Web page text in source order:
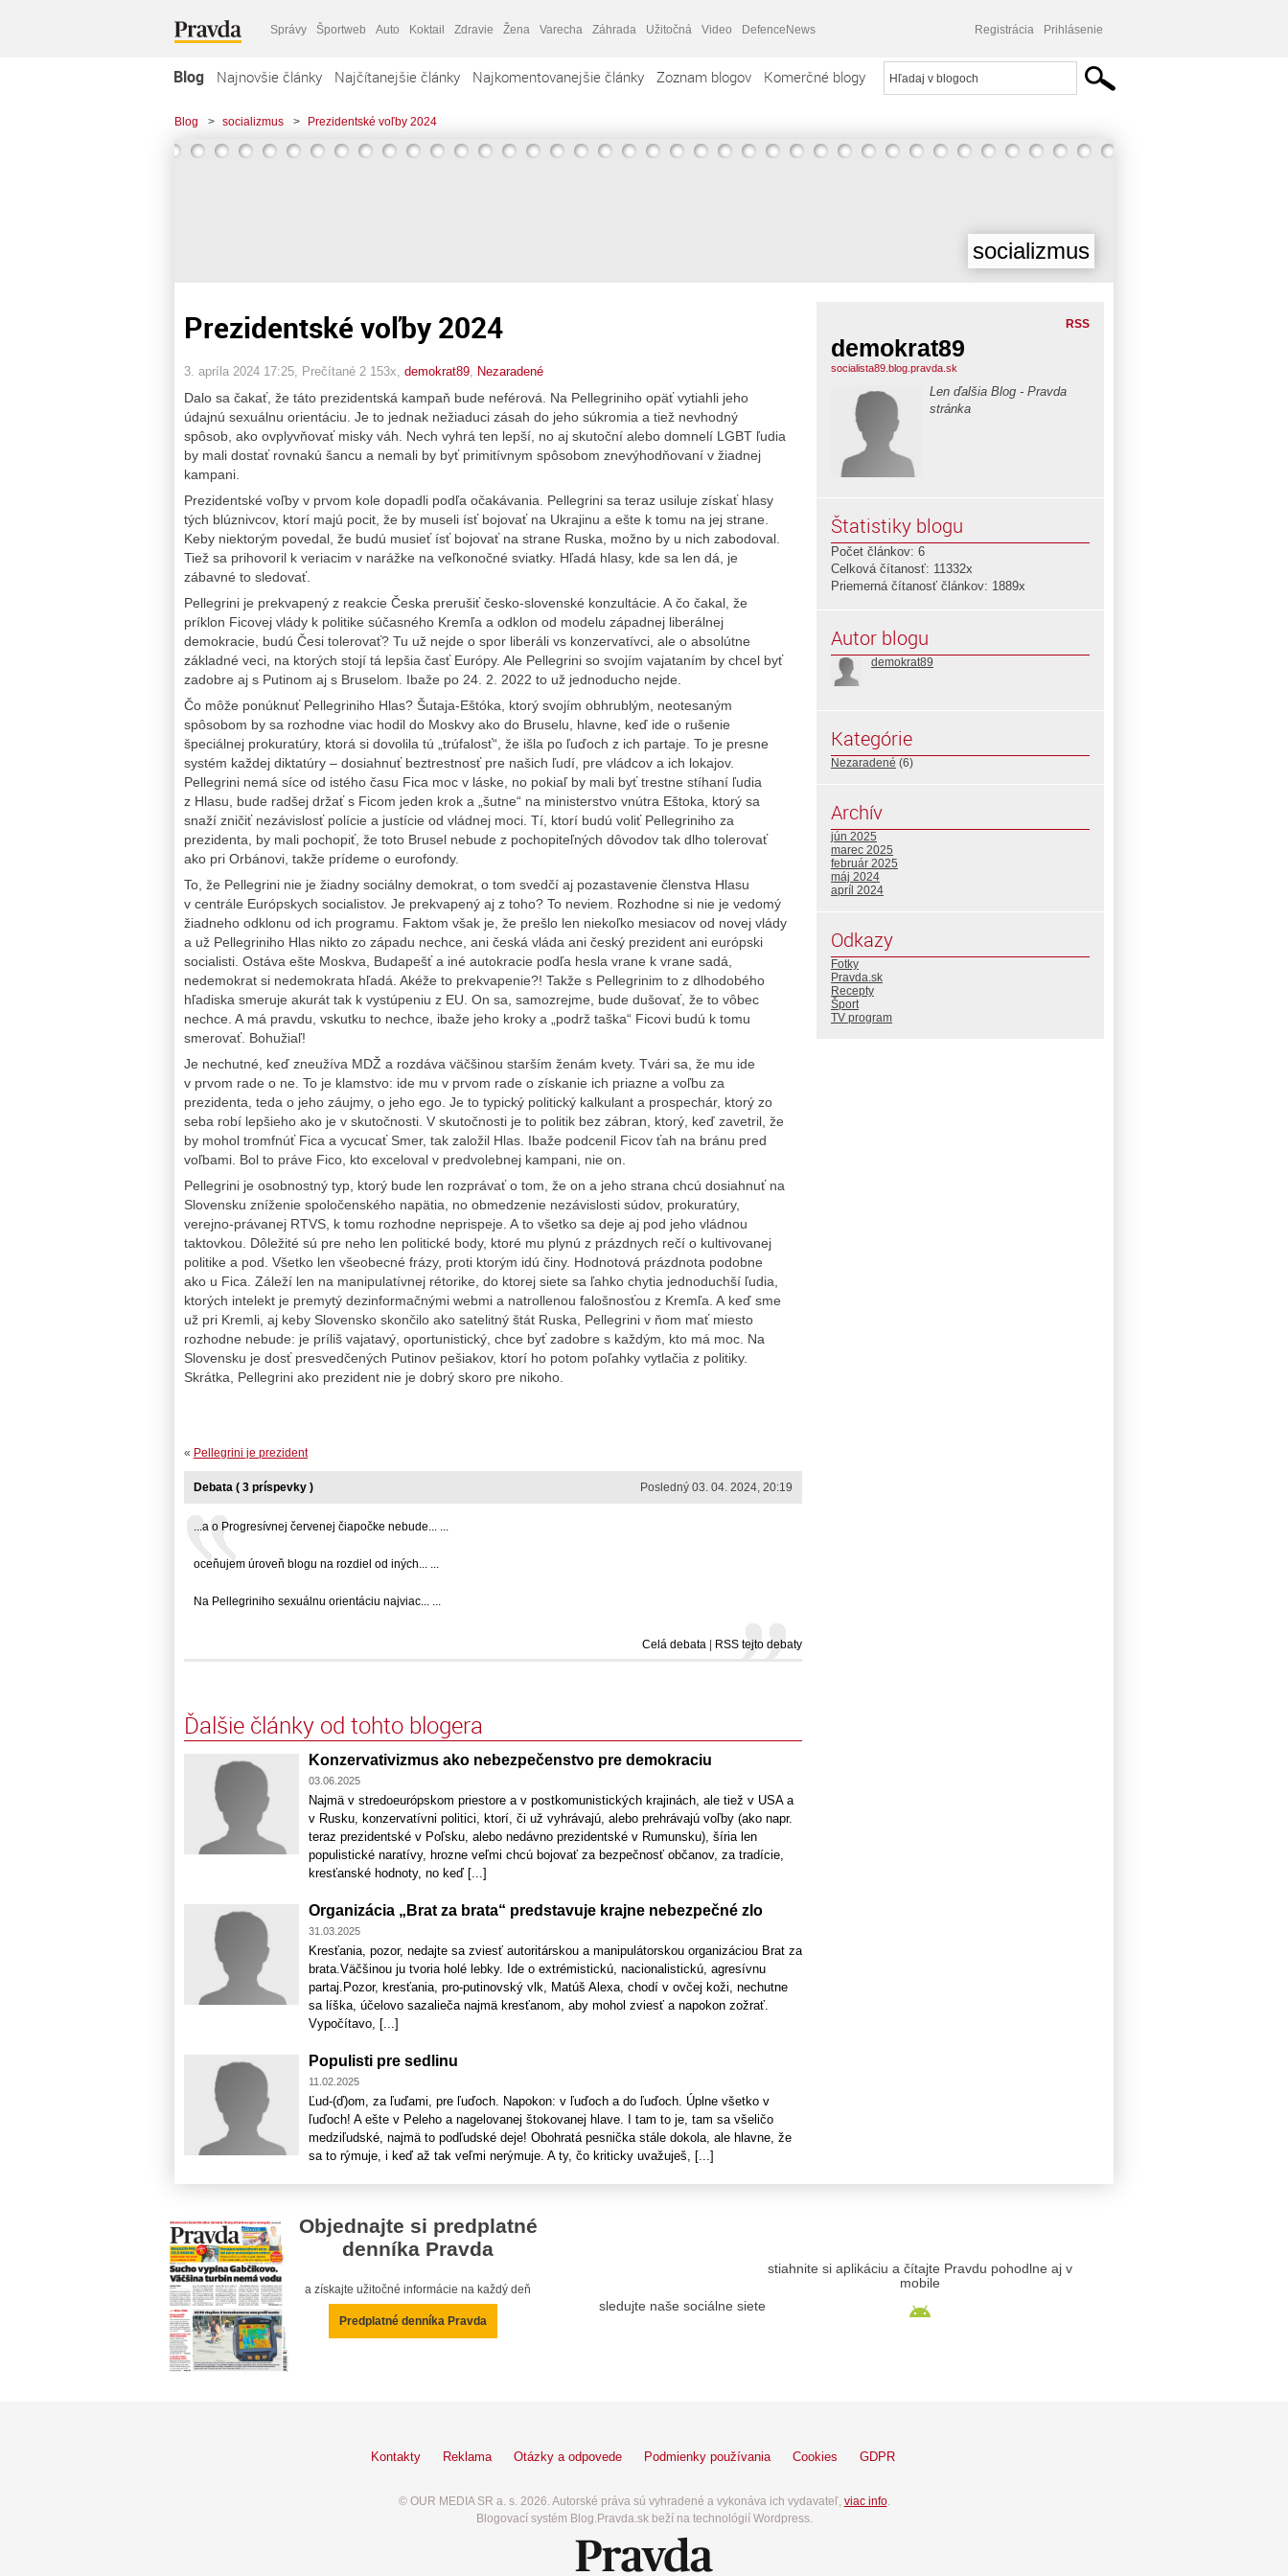
Správy Športweb Auto Koktail Zdravie Žena Varecha Záhrada Užitočná Video DefenceNews Registrácia Prihlásenie
Blog Najnovšie články Najčítanejšie články Najkomentovanejšie články Zoznam blogov Komerčné blogy
Blog > socializmus > Prezidentské voľby 2024
socializmus
Prezidentské voľby 2024
3. apríla 2024 17:25 , Prečítané 2 153x, demokrat89 Nezaradené
Dalo sa čakať, že táto prezidentská kampaň bude neférová. Na Pellegriniho opäť vytiahli jeho
údajnú sexuálnu orientáciu. Je to jednak nežiaduci zásah do jeho súkromia a tiež nevhodný
spôsob, ako ovplyvňovať misky váh. Nech vyhrá ten lepší, no aj skutoční alebo domnelí LGBT ľudia
by mali dostať rovnakú šancu a nemali by byť primitívnym spôsobom znevýhodňovaní v žiadnej
kampani.
Prezidentské voľby v prvom kole dopadli podľa očakávania. Pellegrini sa teraz usiluje získať hlasy
tých blúznivcov, ktorí majú pocit, že by museli ísť bojovať na Ukrajinu a ešte k tomu na jej strane.
Keby niektorým povedal, že budú musieť ísť bojovať na strane Ruska, možno by u nich zabodoval.
Tiež sa prihovoril k veriacim v narážke na veľkonočné sviatky. Hľadá hlasy, kde sa len dá, je
zábavné to sledovať.
Pellegrini je prekvapený z reakcie Česka prerušiť česko-slovenské konzultácie. A čo čakal, že
príklon Ficovej vlády k politike súčasného Kremľa a odklon od modelu západnej liberálnej
demokracie, budú Česi tolerovať? Tu už nejde o spor liberáli vs konzervatívci, ale o absolútne
základné veci, na ktorých stojí tá lepšia časť Európy. Ale Pellegrini so svojím vajataním by chcel byť
zadobre aj s Putinom aj s Bruselom. Ibaže po 24. 2. 2022 to už jednoducho nejde.
Čo môže ponúknuť Pellegriniho Hlas? Šutaja-Eštóka, ktorý svojím obhrublým, neotesaným
spôsobom by sa rozhodne viac hodil do Moskvy ako do Bruselu, hlavne, keď ide o rušenie
špeciálnej prokuratúry, ktorá si dovolila tú „trúfalosť“, že išla po ľuďoch z ich partaje. To je presne
systém každej diktatúry – dosiahnuť beztrestnosť pre našich ľudí, pre vládcov a ich lokajov.
Pellegrini nemá síce od istého času Fica moc v láske, no pokiaľ by mali byť trestne stíhaní ľudia
z Hlasu, bude radšej držať s Ficom jeden krok a „šutne“ na ministerstvo vnútra Eštoka, ktorý sa
snaží zničiť nezávislosť polície a justície od vládnej moci. Tí, ktorí budú voliť Pellegriniho za
prezidenta, by mali pochopiť, že toto Brusel nebude z pochopiteľných dôvodov tak dlho tolerovať
ako pri Orbánovi, takže prídeme o eurofondy.
To, že Pellegrini nie je žiadny sociálny demokrat, o tom svedčí aj pozastavenie členstva Hlasu
v centrále Európskych socialistov. Je prekvapený aj z toho? To neviem. Rozhodne si nie je vedomý
žiadneho odklonu od ich programu. Faktom však je, že prešlo len niekoľko mesiacov od novej vlády
a už Pellegriniho Hlas nikto zo západu nechce, ani česká vláda ani český prezident ani európski
socialisti. Ostáva ešte Moskva, Budapešť a iné autokracie podľa hesla vrane k vrane sadá,
nedemokrat si nedemokrata hľadá. Akéže to prekvapenie?! Takže s Pellegrinim to z dlhodobého
hľadiska smeruje akurát tak k vystúpeniu z EU. On sa, samozrejme, bude dušovať, že to vôbec
nechce. A má pravdu, vskutku to nechce, ibaže jeho kroky a „podrž taška“ Ficovi budú k tomu
smerovať. Bohužiaľ!
Je nechutné, keď zneužíva MDŽ a rozdáva väčšinou starším ženám kvety. Tvári sa, že mu ide
v prvom rade o ne. To je klamstvo: ide mu v prvom rade o získanie ich priazne a voľbu za
prezidenta, teda o jeho záujmy, o jeho ego. Je to typický politický kalkulant a prospechár, ktorý zo
seba robí lepšieho ako je v skutočnosti. V skutočnosti je to politik bez zábran, ktorý, keď zavetril, že
by mohol tromfnúť Fica a vycucať Smer, tak založil Hlas. Ibaže podcenil Ficov ťah na bránu pred
voľbami. Bol to práve Fico, kto exceloval v predvolebnej kampani, nie on.
Pellegrini je osobnostný typ, ktorý bude len rozprávať o tom, že on a jeho strana chcú dosiahnuť na
Slovensku zníženie spoločenského napätia, no obmedzenie nezávislosti súdov, prokuratúry,
verejno-právanej RTVS, k tomu rozhodne neprispeje. A to všetko sa deje aj pod jeho vládnou
taktovkou. Dôležité sú pre neho len politické body, ktoré mu plynú z prázdnych rečí o kultivovanej
politike a pod. Všetko len všeobecné frázy, proti ktorým idú činy. Hodnotová prázdnota podobne
ako u Fica. Záleží len na manipulatívnej rétorike, do ktorej siete sa ľahko chytia jednoduchší ľudia,
ktorých intelekt je premytý dezinformačnými webmi a natrollenou falošnosťou z Kremľa. A keď sme
už pri Kremli, aj keby Slovensko skončilo ako satelitný štát Ruska, Pellegrini v ňom mať miesto
rozhodne nebude: je príliš vajatavý, oportunistický, chce byť zadobre s každým, kto má moc. Na
Slovensku je dosť presvedčených Putinov pešiakov, ktorí ho potom poľahky vytlačia z politiky.
Skrátka, Pellegrini ako prezident nie je dobrý skoro pre nikoho.
« Pellegrini je prezident
Posledný 03. 04. 2024, 20:19
Debata ( 3 príspevky )
...a o Progresívnej červenej čiapočke nebude... ...
oceňujem úroveň blogu na rozdiel od iných... ...
Na Pellegriniho sexuálnu orientáciu najviac... ...
Celá debata RSS tejto debaty
Ďalšie články od tohto blogera
Konzervativizmus ako nebezpečenstvo pre demokraciu
03.06.2025
Najmä v stredoeurópskom priestore a v postkomunistických krajinách, ale tiež v USA a
v Rusku, konzervatívni politici, ktorí, či už vyhrávajú, alebo prehrávajú voľby (ako napr.
teraz prezidentské v Poľsku, alebo nedávno prezidentské v Rumunsku), šíria len
populistické naratívy, hrozne veľmi chcú bojovať za bezpečnosť občanov, za tradície,
kresťanské hodnoty, no keď [...]
Organizácia „Brat za brata“ predstavuje krajne nebezpečné zlo
31.03.2025
Kresťania, pozor, nedajte sa zviesť autoritárskou a manipulátorskou organizáciou Brat za
brata.Väčšinou ju tvoria holé lebky. Ide o extrémistickú, nacionalistickú, agresívnu
partaj.Pozor, kresťania, pro-putinovský vlk, Matúš Alexa, chodí v ovčej koži, nechutne
sa líška, účelovo sazalieča najmä kresťanom, aby mohol zviesť a napokon zožrať.
Vypočítavo, [...]
Populisti pre sedlinu
11.02.2025
Ľud-(ď)om, za ľuďami, pre ľuďoch. Napokon: v ľuďoch a do ľuďoch. Úplne všetko v
ľuďoch! A ešte v Peleho a nagelovanej štokovanej hlave. I tam to je, tam sa všeličo
medziľudské, najmä to podľudské deje! Obohratá pesnička stále dokola, ale hlavne, že
sa to rýmuje, i keď až tak veľmi nerýmuje. A ty, čo kriticky uvažuješ, [...]
RSS
demokrat89
socialista89.blog.pravda.sk
Len ďalšia Blog - Pravda
stránka
Štatistiky blogu
Počet článkov: 6
Celková čítanosť: 11332x
Priemerná čítanosť článkov: 1889x
Autor blogu
demokrat89
Kategórie
Nezaradené (6)
Archív
jún 2025
marec 2025
február 2025
máj 2024
apríl 2024
Odkazy
Fotky
Pravda.sk
Recepty
Šport
TV program
Objednajte si predplatné
denníka Pravda
a získajte užitočné informácie na každý deň
Predplatné denníka Pravda
sledujte naše sociálne siete
stiahnite si aplikáciu a čítajte Pravdu pohodlne aj v
mobile
Kontakty Reklama Otázky a odpovede Podmienky používania Cookies GDPR
© OUR MEDIA SR a. s. 2026. Autorské práva sú vyhradené a vykonáva ich vydavateľ, viac info.
Blogovací systém Blog.Pravda.sk beží na technológií Wordpress.